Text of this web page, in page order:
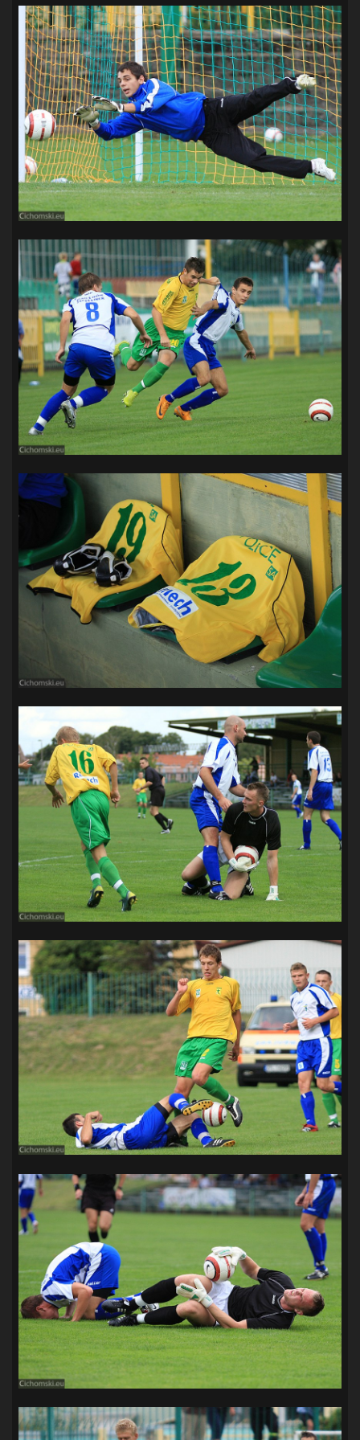
SANDRA SPA POGOŃ SZCZECIN(100) SIEDLECKA(63)
SPARING(110) SPR POGOŃ SZCZECIN(72)
SPÓJNIA STARGARD(35) STOCZNIA SZCZECIN(40)
SUPERLIGA KOBIET(58) SUPERLIGA MĘŻCZYZN (92)
TAURON LIGA KOBIET(106) TENIS(26) TREFL SOPOT(26)
WYGRANA(43) ZAGŁĘBIE LUBIN(36) ŚLĄSK WROCŁAW(29)
ŚWIT SKOLWIN(111)
STAT4U